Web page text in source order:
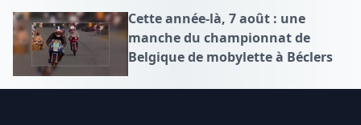
Cette année-là, 7 août : une
manche du championnat de
Belgique de mobylette à Béclers